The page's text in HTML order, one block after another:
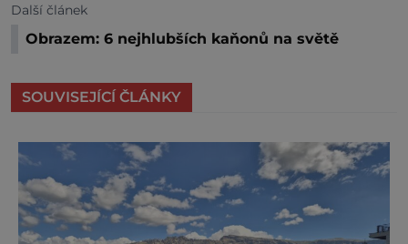
Další článek
Obrazem: 6 nejhlubších kaňonů na světě
SOUVISEJÍCÍ ČLÁNKY